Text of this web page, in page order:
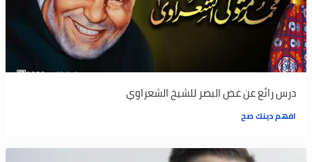
درس رائع عن غض البصر للشيخ الشعراوي
افهم دينك صح